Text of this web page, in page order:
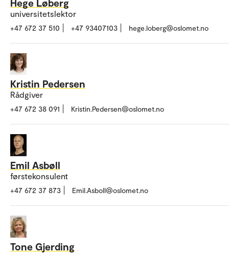
universitetslektor
+47 672 37 510 +47 93407103 hege.loberg@oslomet.no
Kristin Pedersen
Rådgiver
+47 672 38 091 Kristin.Pedersen@oslomet.no
Emil Asbøll
førstekonsulent
+47 672 37 873 Emil.Asboll@oslomet.no
Tone Gjerding